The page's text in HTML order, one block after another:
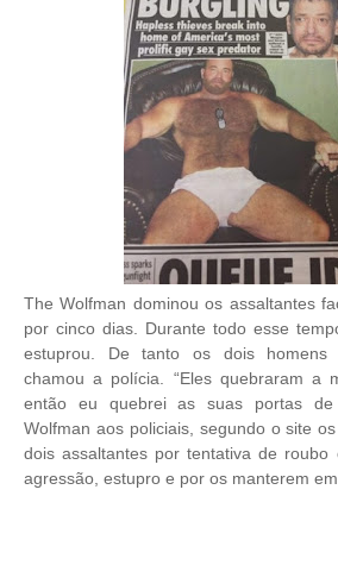
The Wolfman dominou os assaltantes
por cinco dias. Durante todo esse
estuprou. De tanto os dois homens
chamou a polícia. “Eles quebraram a
então eu quebrei as suas portas
Wolfman aos policiais, segundo o site
dois assaltantes por tentativa de
agressão, estupro e por os manterem